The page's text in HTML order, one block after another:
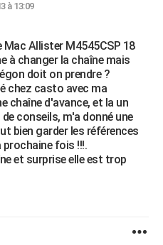
à 13:09
Allister M4545CSP 18
à changer la chaîne mais
doit on prendre ?
chez casto avec ma
chaîne d'avance, et la un
conseils, m'a donné une
bien garder les références
fois !!!.
et surprise elle est trop